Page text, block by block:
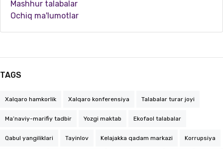
Xalqaro ilmiy loyihalar va grantlarni qanday yutish mumkin?
Mashhur talabalar
Ochiq ma'lumotlar
TAGS
Xalqaro hamkorlik Xalqaro konferensiya Talabalar turar joyi
Ma’naviy-marifiy tadbir Yozgi maktab Ekofaol talabalar
Qabul yangiliklari Tayinlov Kelajakka qadam markazi Korrupsiya